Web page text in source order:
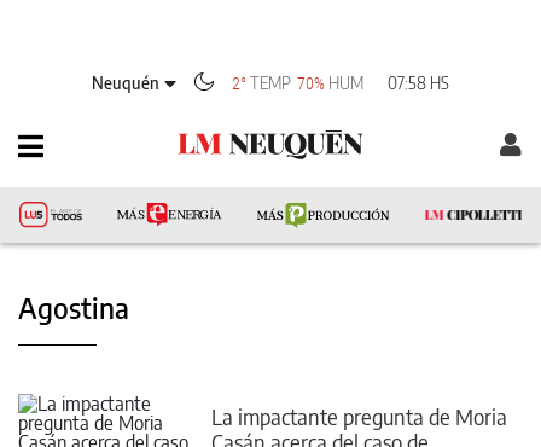
Neuquén 2° TEMP 70% HUM 07:58 HS
Agostina
La impactante pregunta de Moria
Casán acerca del caso de